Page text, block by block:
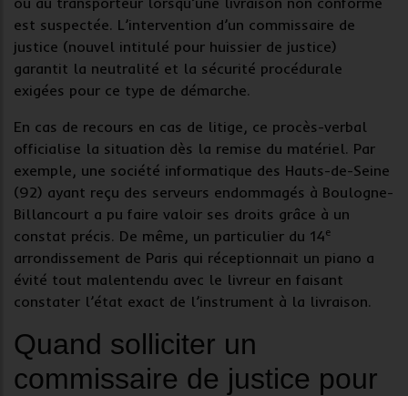
est suspectée. L’intervention d’un commissaire de
justice (nouvel intitulé pour huissier de justice)
garantit la neutralité et la sécurité procédurale
exigées pour ce type de démarche.
En cas de recours en cas de litige, ce procès-verbal
officialise la situation dès la remise du matériel. Par
exemple, une société informatique des Hauts-de-Seine
(92) ayant reçu des serveurs endommagés à Boulogne-
Billancourt a pu faire valoir ses droits grâce à un
constat précis. De même, un particulier du 14e
arrondissement de Paris qui réceptionnait un piano a
évité tout malentendu avec le livreur en faisant
constater l’état exact de l’instrument à la livraison.
Quand solliciter un
commissaire de justice pour